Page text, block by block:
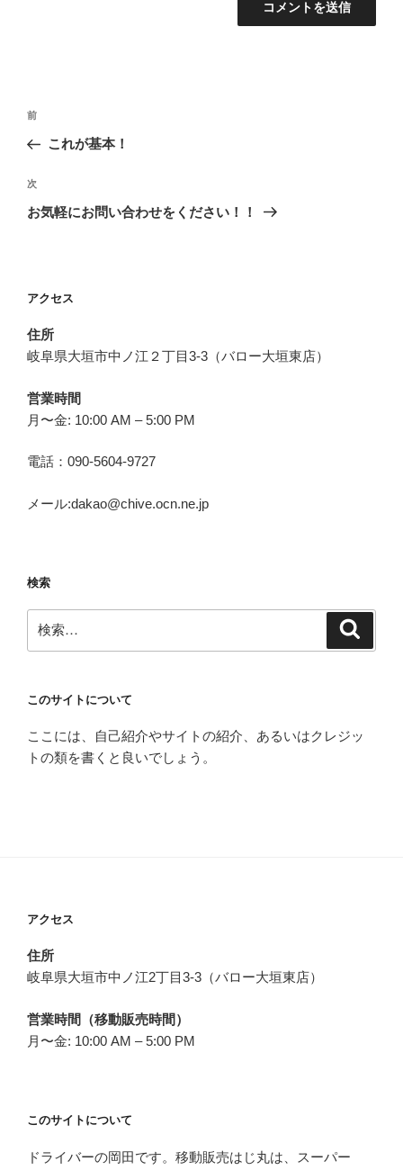
投
ナ
ビ
ゲ
ン
前
の
稿
前
これが基本！
次
の
次
お気軽にお問い合わせをください！！
アクセス
住所
岐阜県大垣市中ノ江２丁目3-3（バロー大垣東店）
営業時間
月〜金: 10:00 AM – 5:00 PM
電話：090-5604-9727
メール:dakao@chive.ocn.ne.jp
検索
索:
このサイトについて
ここには、自己紹介やサイトの紹介、あるいはクレジッ
トの類を書くと良いでしょう。
アクセス
住所
岐阜県大垣市中ノ江2丁目3-3（バロー大垣東店）
営業時間（移動販売時間）
月〜金: 10:00 AM – 5:00 PM
このサイトについて
ドライバーの岡田です。移動販売はじ丸は、スーパー